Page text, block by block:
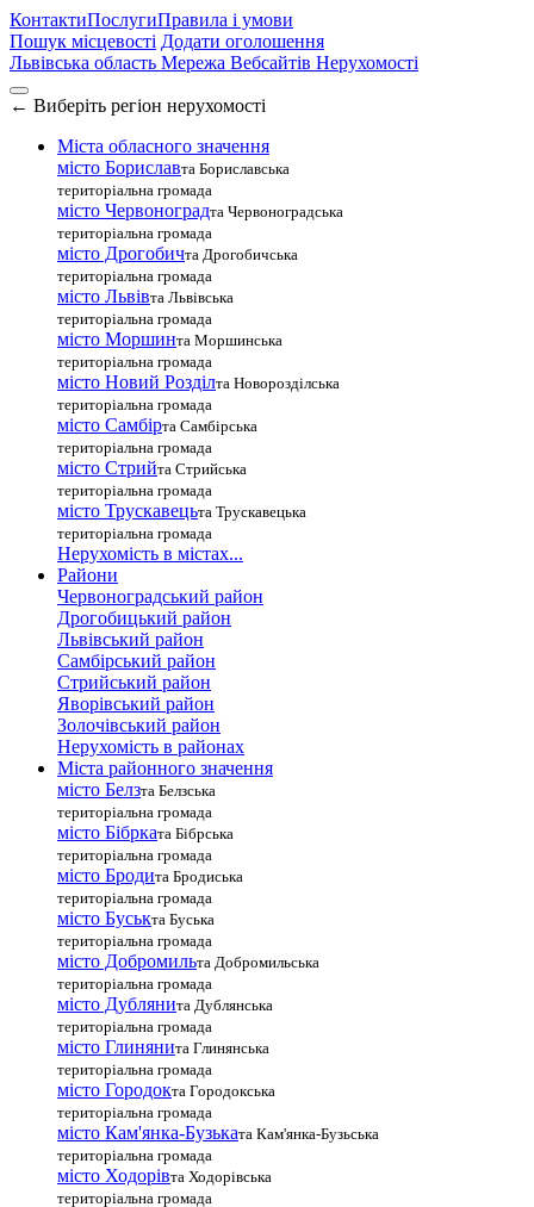
КонтактиПослугиПравила і умови
Пошук місцевості Додати оголошення
Львівська область Мережа Вебсайтів Нерухомості
← Виберіть регіон нерухомості
Міста обласного значення
місто Бориславта Бориславська
територіальна громада
місто Червоноградта Червоноградська
територіальна громада
місто Дрогобичта Дрогобичська
територіальна громада
місто Львівта Львівська
територіальна громада
місто Моршинта Моршинська
територіальна громада
місто Новий Розділта Новорозділська
територіальна громада
місто Самбірта Самбірська
територіальна громада
місто Стрийта Стрийська
територіальна громада
місто Трускавецьта Трускавецька
територіальна громада
Нерухомість в містах...
Райони
Червоноградський район
Дрогобицький район
Львівський район
Самбірський район
Стрийський район
Яворівський район
Золочівський район
Нерухомість в районах
Міста районного значення
місто Белзта Белзська
територіальна громада
місто Бібрката Бібрська
територіальна громада
місто Бродита Бродиська
територіальна громада
місто Буськта Буська
територіальна громада
місто Добромильта Добромильська
територіальна громада
місто Дублянита Дублянська
територіальна громада
місто Глинянита Глинянська
територіальна громада
місто Городокта Городокська
територіальна громада
місто Кам'янка-Бузьката Кам'янка-Бузьська
територіальна громада
місто Ходорівта Ходорівська
територіальна громада